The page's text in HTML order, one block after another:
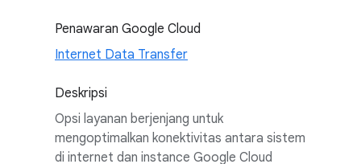
Penawaran Google Cloud
Internet Data Transfer
Deskripsi
Opsi layanan berjenjang untuk
mengoptimalkan konektivitas antara sistem
di internet dan instance Google Cloud